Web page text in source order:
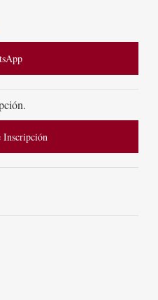
Inscripción